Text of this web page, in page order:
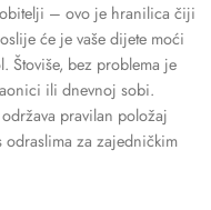
– ovo je hranilica čiji
će je vaše dijete moći
Štoviše, bez problema je
ili dnevnoj sobi.
pravilan položaj
za zajedničkim